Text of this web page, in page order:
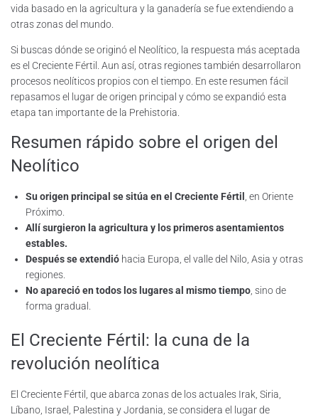
vida basado en la agricultura y la ganadería se fue extendiendo a
otras zonas del mundo.
Si buscas dónde se originó el Neolítico, la respuesta más aceptada
es el Creciente Fértil. Aun así, otras regiones también desarrollaron
procesos neolíticos propios con el tiempo. En este resumen fácil
repasamos el lugar de origen principal y cómo se expandió esta
etapa tan importante de la Prehistoria.
Resumen rápido sobre el origen del
Neolítico
Su origen principal se sitúa en el Creciente Fértil , en Oriente
Próximo.
Allí surgieron la agricultura y los primeros asentamientos
estables.
Después se extendió hacia Europa, el valle del Nilo, Asia y otras
regiones.
No apareció en todos los lugares al mismo tiempo, sino de
forma gradual.
El Creciente Fértil: la cuna de la
revolución neolítica
El Creciente Fértil, que abarca zonas de los actuales Irak, Siria,
Líbano, Israel, Palestina y Jordania, se considera el lugar de